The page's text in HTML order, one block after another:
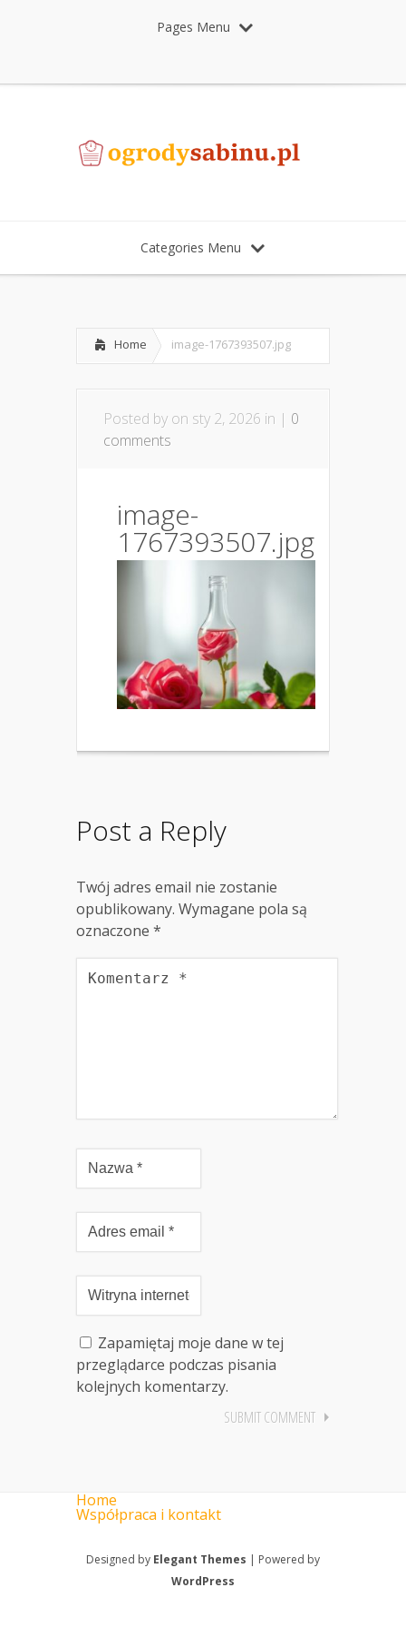
Pages Menu
Categories Menu
Home image-1767393507.jpg
Posted by on sty 2, 2026 in | 0
comments
image-
1767393507.jpg
Post a Reply
Twój adres email nie zostanie
opublikowany. Wymagane pola są
oznaczone *
Zapamiętaj moje dane w tej
przeglądarce podczas pisania
kolejnych komentarzy.
Home
Współpraca i kontakt
Designed by Elegant Themes | Powered by
WordPress